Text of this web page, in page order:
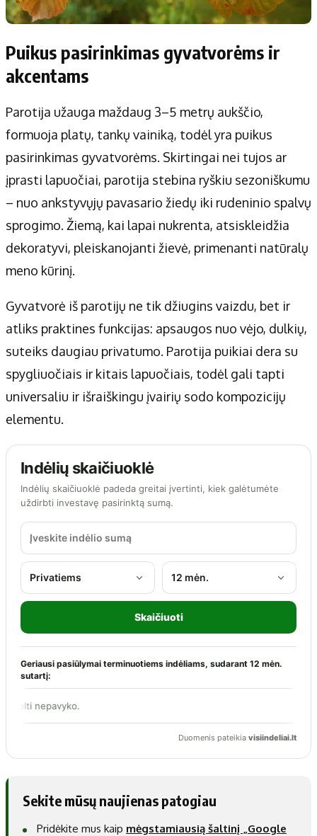
Puikus pasirinkimas gyvatvorėms ir
akcentams
Parotija užauga maždaug 3–5 metrų aukščio,
formuoja platų, tankų vainiką, todėl yra puikus
pasirinkimas gyvatvorėms. Skirtingai nei tujos ar
įprasti lapuočiai, parotija stebina ryškiu sezoniškumu
– nuo ankstyvųjų pavasario žiedų iki rudeninio spalvų
sprogimo. Žiemą, kai lapai nukrenta, atsiskleidžia
dekoratyvi, pleiskanojanti žievė, primenanti natūralų
meno kūrinį.
Gyvatvorė iš parotijų ne tik džiugins vaizdu, bet ir
atliks praktines funkcijas: apsaugos nuo vėjo, dulkių,
suteiks daugiau privatumo. Parotija puikiai dera su
spygliuočiais ir kitais lapuočiais, todėl gali tapti
universaliu ir išraiškingu įvairių sodo kompozicijų
elementu.
Sekite mūsų naujienas patogiau
Pridėkite mus kaip mėgstamiausią šaltinį „Google